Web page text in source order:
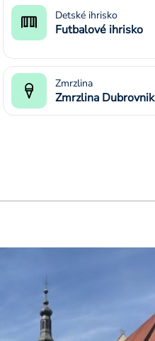
Detské ihrisko
Futbalové ihrisko
Zmrzlina
Zmrzlina Dubrovnik